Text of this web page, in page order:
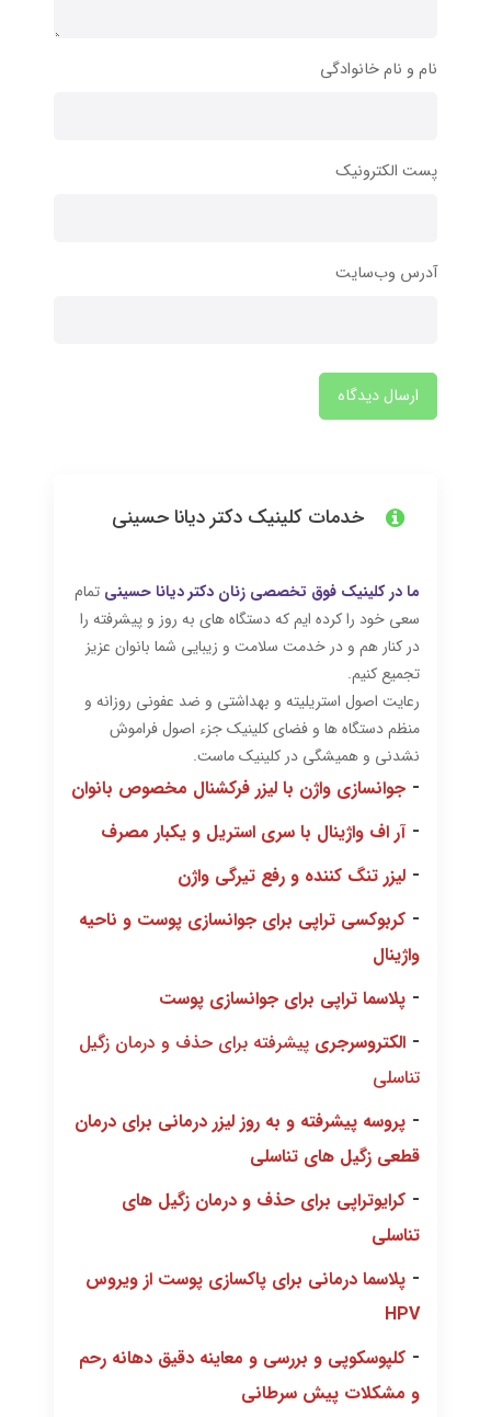
نام و نام خانوادگی
پست الکترونیک
آدرس وب‌سایت
ارسال دیدگاه
خدمات کلینیک دکتر دیانا حسینی
ما در کلینیک فوق تخصصی زنان دکتر دیانا حسینی تمام
سعی خود را کرده ایم که دستگاه های به روز و پیشرفته را
در کنار هم و در خدمت سلامت و زیبایی شما بانوان عزیز
تجمیع کنیم.
رعایت اصول استریلیته و بهداشتی و ضد عفونی روزانه و
منظم دستگاه ها و فضای کلینیک جزء اصول فراموش
نشدنی و همیشگی در کلینیک ماست.
- جوانسازی واژن با لیزر فرکشنال مخصوص بانوان
-آر اف واژینال با سری استریل و یکبار مصرف
- لیزر تنگ کننده و رفع تیرگی واژن
- کربوکسی تراپی برای جوانسازی پوست و ناحیه
واژینال
- پلاسما تراپی برای جوانسازی پوست
- الکتروسرجری پیشرفته برای حذف و درمان زگیل
تناسلی
- پروسه پیشرفته و به روز لیزر درمانی برای درمان
قطعی زگیل های تناسلی
- کرایوتراپی برای حذف و درمان زگیل های
تناسلی
- پلاسما درمانی برای پاکسازی پوست از ویروس
HPV
- کلپوسکوپی و بررسی و معاینه دقیق دهانه رحم
و مشکلات پیش سرطانی